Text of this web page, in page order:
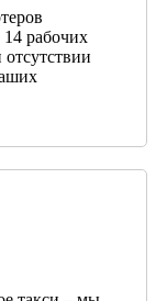
14 рабочих